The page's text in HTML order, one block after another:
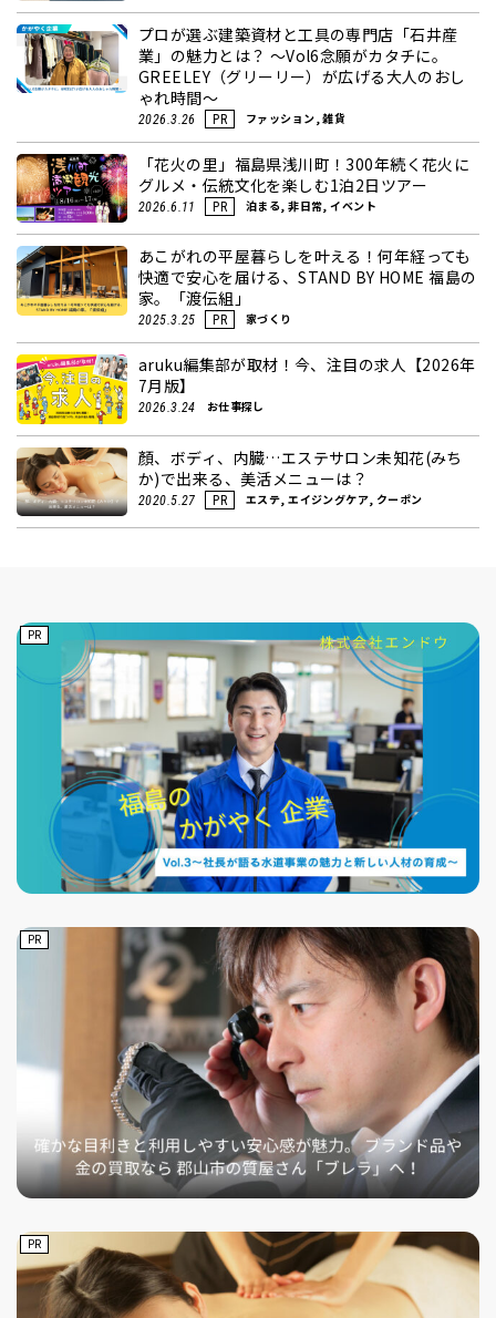
プロが選ぶ建築資材と工具の専門店「石井産
業」の魅力とは？ ～Vol6念願がカタチに。
GREELEY（グリーリー）が広げる大人のおし
ゃれ時間～
2026.3.26 PR ファッション, 雑貨
「花火の里」福島県浅川町！300年続く花火に
グルメ・伝統文化を楽しむ1泊2日ツアー
2026.6.11 PR 泊まる, 非日常, イベント
あこがれの平屋暮らしを叶える！何年経っても
快適で安心を届ける、STAND BY HOME 福島の
家。「渡伝組」
2025.3.25 PR 家づくり
aruku編集部が取材！今、注目の求人【2026年
7月版】
2026.3.24 お仕事探し
顏、ボディ、内臓…エステサロン未知花(みち
か)で出来る、美活メニューは？
2020.5.27 PR エステ, エイジングケア, クーポン
PR
PR
PR